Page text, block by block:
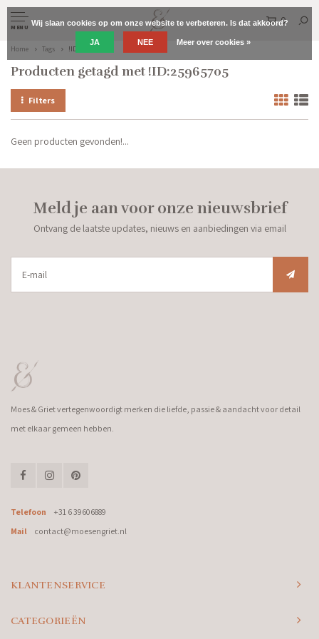
MENU
0
Home Tags !ID:25965705
Producten getagd met !ID:25965705
Filters
Geen producten gevonden!...
Meld je aan voor onze nieuwsbrief
Ontvang de laatste updates, nieuws en aanbiedingen via email
Moes & Griet vertegenwoordigt merken die liefde, passie & aandacht voor detail
met elkaar gemeen hebben.
Telefoon
+31 6 39606889
Mail
contact@moesengriet.nl
KLANTENSERVICE
CATEGORIEËN
Wij slaan cookies op om onze website te verbeteren. Is dat akkoord?
JA NEE Meer over cookies »